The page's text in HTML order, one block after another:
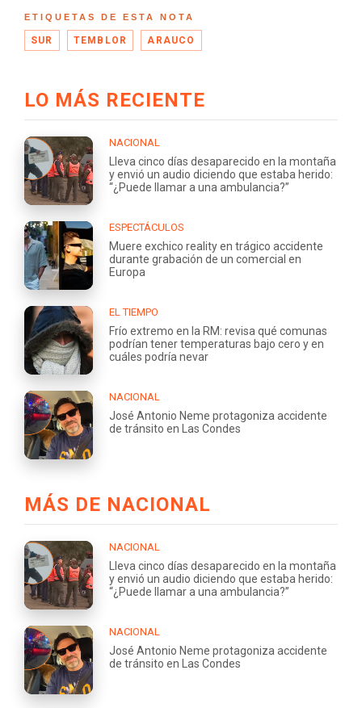
ETIQUETAS DE ESTA NOTA
SUR TEMBLOR ARAUCO
LO MÁS RECIENTE
NACIONAL
Lleva cinco días desaparecido en la montaña
y envió un audio diciendo que estaba herido:
“¿Puede llamar a una ambulancia?”
ESPECTÁCULOS
Muere exchico reality en trágico accidente
durante grabación de un comercial en
Europa
EL TIEMPO
Frío extremo en la RM: revisa qué comunas
podrían tener temperaturas bajo cero y en
cuáles podría nevar
NACIONAL
José Antonio Neme protagoniza accidente
de tránsito en Las Condes
MÁS DE NACIONAL
NACIONAL
Lleva cinco días desaparecido en la montaña
y envió un audio diciendo que estaba herido:
“¿Puede llamar a una ambulancia?”
NACIONAL
José Antonio Neme protagoniza accidente
de tránsito en Las Condes